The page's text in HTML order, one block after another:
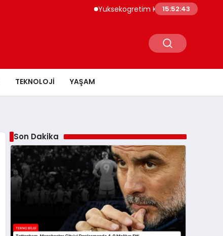
Yuksekogretim Kurumu Dijital Donusum
15:52:44
TEKNOLOJI YAŞAM
Son Dakika